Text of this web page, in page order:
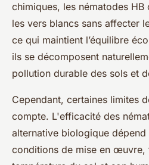
chimiques, les nématodes
les vers blancs sans affecter
ce qui maintient l’équilibre
ils se décomposent
pollution durable des sols et
Cependant, certaines limites
compte. L'efficacité des
alternative biologique dépend
conditions de mise en œuvre,